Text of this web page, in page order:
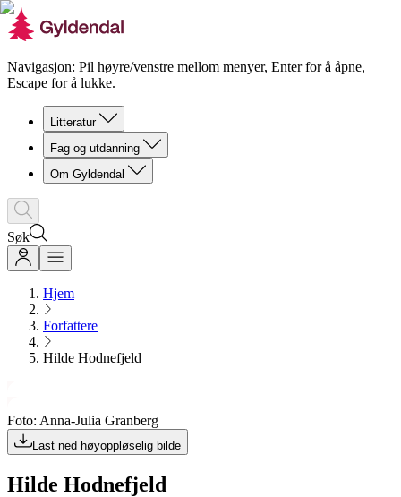
Navigasjon: Pil høyre/venstre mellom menyer, Enter for å åpne,
Escape for å lukke.
Litteratur
Fag og utdanning
Om Gyldendal
Søk
Hjem
Forfattere
Hilde Hodnefjeld
Foto: Anna-Julia Granberg
Last ned høyoppløselig bilde
Hilde Hodnefjeld